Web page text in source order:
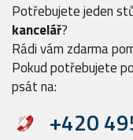
Potřebujete jeden
kancelář?
Rádi vám zdarma
Pokud potřebujete
psát na:
+420